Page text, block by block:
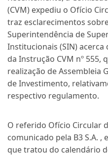
(CVM) expediu o Ofício
traz esclarecimentos
Superintendência de
Institucionais (SIN) acerca
da Instrução CVM nº 555,
realização de Assembleia
de Investimento,
respectivo regulamento.
O referido Ofício Circular
comunicado pela B3 S.A. ,
que tratou do calendário